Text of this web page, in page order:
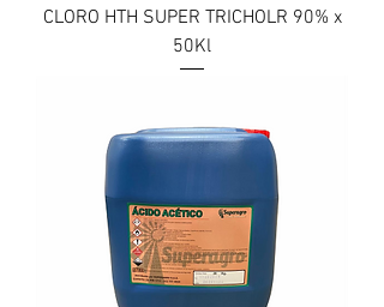
CLORO HTH SUPER TRICHOLR 90% x
50Kl